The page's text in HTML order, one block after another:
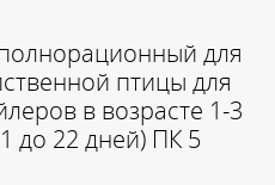
для
птицы для
в возрасте 1-3
до 22 дней) ПК 5